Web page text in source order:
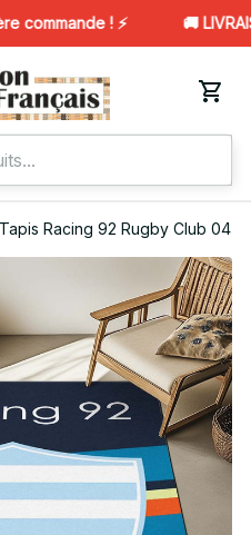
commande ! ⚡️ 🚚
Tapis Racing 92 Rugby Club 04